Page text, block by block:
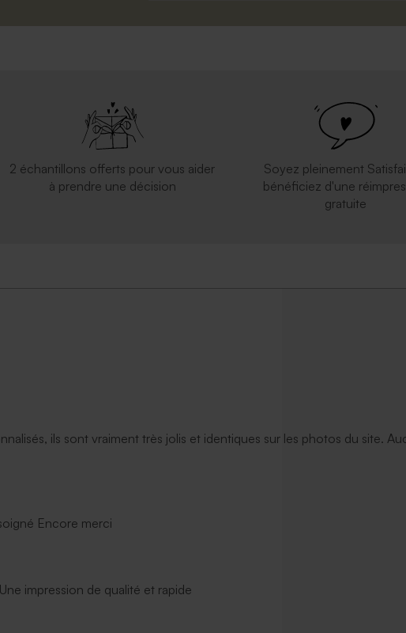
2 échantillons offerts pour vous aider
à prendre une décision
Soyez pleinement
bénéficiez d'une
gratuite
ils sont vraiment très jolis et identiques sur les photos du site.
Encore merci
impression de qualité et rapide